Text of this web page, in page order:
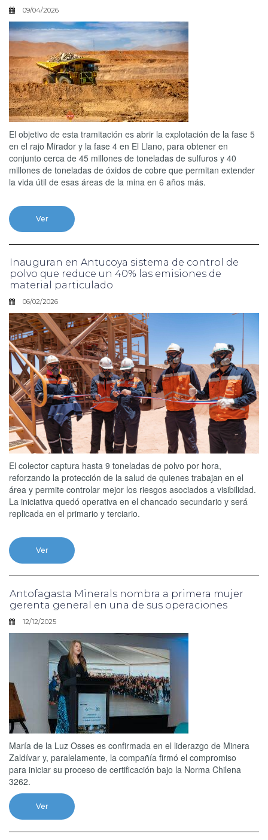
09/04/2026
El objetivo de esta tramitación es abrir la explotación de la fase 5
en el rajo Mirador y la fase 4 en El Llano, para obtener en
conjunto cerca de 45 millones de toneladas de sulfuros y 40
millones de toneladas de óxidos de cobre que permitan extender
la vida útil de esas áreas de la mina en 6 años más.
Ver
Inauguran en Antucoya sistema de control de
polvo que reduce un 40% las emisiones de
material particulado
06/02/2026
El colector captura hasta 9 toneladas de polvo por hora,
reforzando la protección de la salud de quienes trabajan en el
área y permite controlar mejor los riesgos asociados a visibilidad.
La iniciativa quedó operativa en el chancado secundario y será
replicada en el primario y terciario.
Ver
Antofagasta Minerals nombra a primera mujer
gerenta general en una de sus operaciones
12/12/2025
María de la Luz Osses es confirmada en el liderazgo de Minera
Zaldívar y, paralelamente, la compañía firmó el compromiso
para iniciar su proceso de certificación bajo la Norma Chilena
3262.
Ver